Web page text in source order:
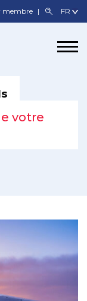
membre
votre